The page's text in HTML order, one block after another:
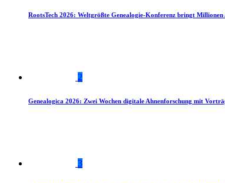
RootsTech 2026: Weltgrößte Genealogie-Konferenz bringt Millionen
2
Genealogica 2026: Zwei Wochen digitale Ahnenforschung mit
3